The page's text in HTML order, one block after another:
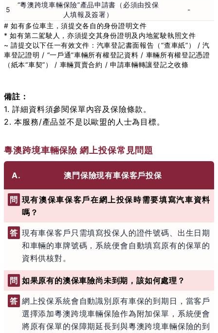
5
“粵澳跨境車輛保險”產品申請書（必須由投保
人填報及簽署）
-
# 如有多位車主，須提交各自的身份證明文件
* 如有第二駕駛人，亦須提交其身份證明及内地駕駛執照文件
~ 請提交以下任一有效文件：汽車登記書面報告（“查車紙”） / 汽
車登記證明 / “一戶通”車輛所有權登記資料 / 車輛所有權登記憑證
（紙本“車契”） / 車輛買賣合約 / 申請車輛轉讓登記之收條
備註：
1. 詳細資料須參閱保單內容及保險條款。
2. 本服務/產品並不是以歐盟的人士為目標。
粵澳跨境車輛保險 網上投保常見問題
A. 澳門保險現有車保客戶投保
問 現有澳保車保客戶在網上投保時需要填寫汽車資料
嗎？
答 現有車保客戶只需填寫投保人的證件號碼、出生日期
和車輛的車牌號碼，系統便會自動填寫原有的保單的
資料供核對。
問 如果原有的澳保車險尚未到期，該如何處理？
答 網上投保系統會自動識別原有車保的到期日，當客戶
選擇添加粵澳跨境車輛保險作為附加保單，系統便會
將原有保單的保障期延長到與粵澳跨境車輛保險的到